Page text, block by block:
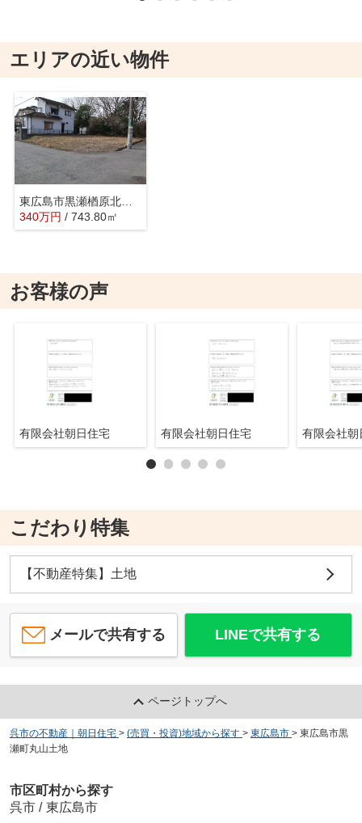
エリアの近い物件
東広島市黒瀬楢原北３丁目売地
340万円 / 743.80㎡
お客様の声
有限会社朝日住宅 有限会社朝日住宅 有限会社
こだわり特集
【不動産特集】土地
メールで共有する LINEで共有する
ページトップへ
呉市の不動産｜朝日住宅 > (売買・投資)地域から探す > 東広島市 > 東広島市黒
瀬町丸山土地
市区町村から探す
呉市 / 東広島市